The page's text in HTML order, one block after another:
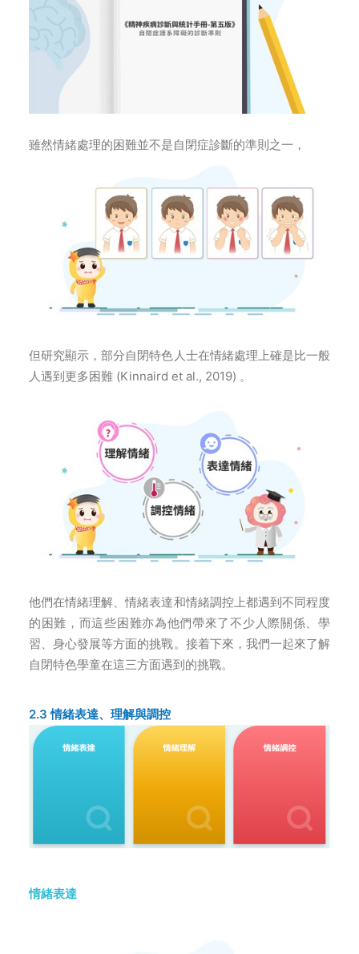
雖然情緒處理的困難並不是自閉症診斷的準則之一，
但研究顯示，部分自閉特色人士在情緒處理上確是比一般
人遇到更多困難 (Kinnaird et al., 2019) 。
他們在情緒理解、情緒表達和情緒調控上都遇到不同程度
的困難，而這些困難亦為他們帶來了不少人際關係、學
習、身心發展等方面的挑戰。接着下來，我們一起來了解
自閉特色學童在這三方面遇到的挑戰。
2.3 情緒表達、理解與調控
情緒表達